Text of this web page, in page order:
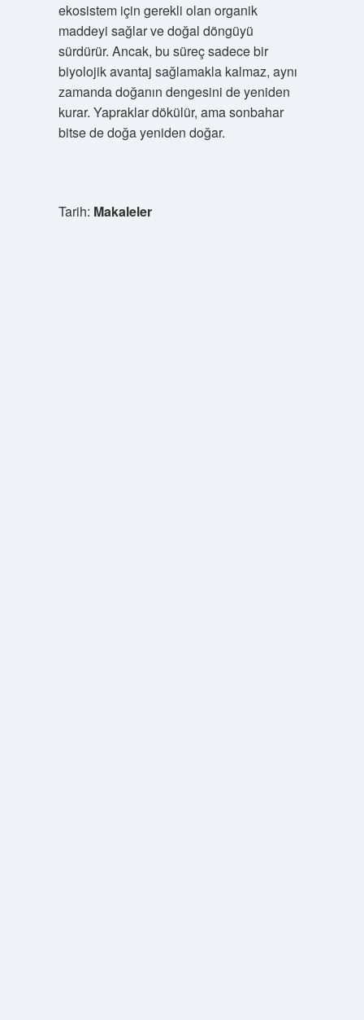
ekosistem için gerekli olan organik
maddeyi sağlar ve doğal döngüyü
sürdürür. Ancak, bu süreç sadece bir
biyolojik avantaj sağlamakla kalmaz, aynı
zamanda doğanın dengesini de yeniden
kurar. Yapraklar dökülür, ama sonbahar
bitse de doğa yeniden doğar.
Tarih: Makaleler